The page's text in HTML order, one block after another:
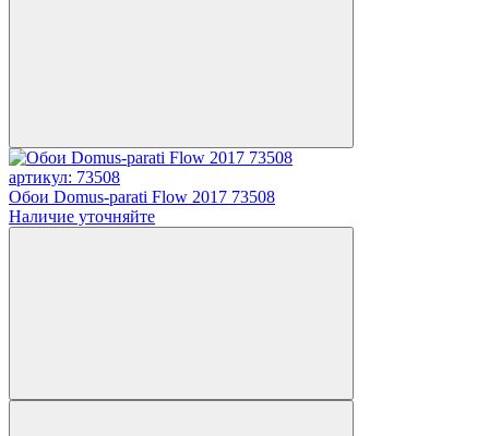
артикул: 73508
Обои Domus-parati Flow 2017 73508
Наличие уточняйте